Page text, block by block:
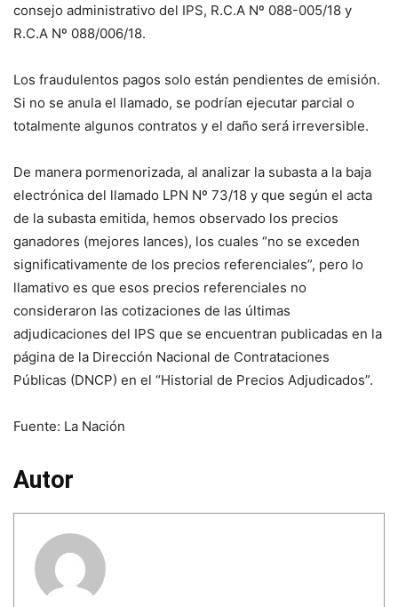
consejo adminis­trativo del IPS, R.C.A Nº 088-005/18 y
R.C.A Nº 088/006/18.
Los fraudulentos pagos solo están pendientes de emisión.
Si no se anula el llamado, se podrían ejecutar parcial o
totalmente algunos contratos y el daño será irreversible.
De manera pormenorizada, al analizar la subasta a la baja
electrónica del llamado LPN Nº 73/18 y que según el acta
de la subasta emitida, hemos observado los precios
ganadores (mejores lances), los cuales “no se exceden
significativamente de los precios referenciales”, pero lo
llamativo es que esos pre­cios referenciales no
consideraron las cotizaciones de las últi­mas
adjudicaciones del IPS que se encuentran publicadas en la
página de la Dirección Nacional de Contrataciones
Públicas (DNCP) en el “Historial de Precios Adjudicados”.
Fuente: La Nación
Autor